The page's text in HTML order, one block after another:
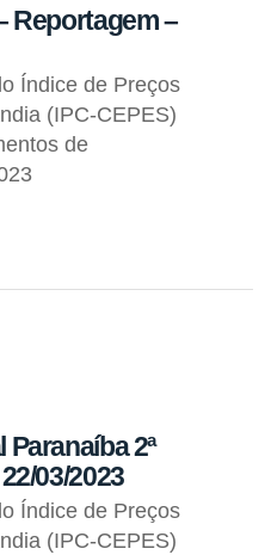
Reportagem –
Índice de Preços
(IPC-CEPES)
de
Paranaíba 2ª
03/2023
Índice de Preços
(IPC-CEPES)